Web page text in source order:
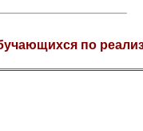
по